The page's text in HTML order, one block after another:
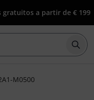
gratuitos a partir de € 199
M0500